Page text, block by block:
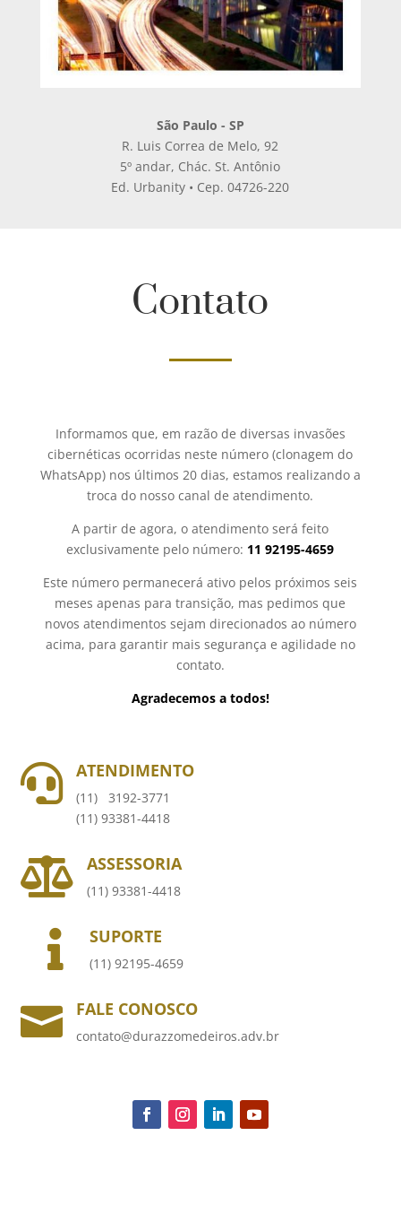
São Paulo - SP
R. Luis Correa de Melo, 92
5º andar, Chác. St. Antônio
Ed. Urbanity • Cep. 04726-220
Contato
Informamos que, em razão de diversas invasões
cibernéticas ocorridas neste número (clonagem do
WhatsApp) nos últimos 20 dias, estamos realizando a
troca do nosso canal de atendimento.
A partir de agora, o atendimento será feito
exclusivamente pelo número: 11 92195-4659
Este número permanecerá ativo pelos próximos seis
meses apenas para transição, mas pedimos que
novos atendimentos sejam direcionados ao número
acima, para garantir mais segurança e agilidade no
contato.
Agradecemos a todos!
 ATENDIMENTO
(11) 3192-3771
(11) 93381-4418
 ASSESSORIA
(11) 93381-4418
 SUPORTE
(11) 92195-4659
 FALE CONOSCO
contato@durazzomedeiros.adv.br